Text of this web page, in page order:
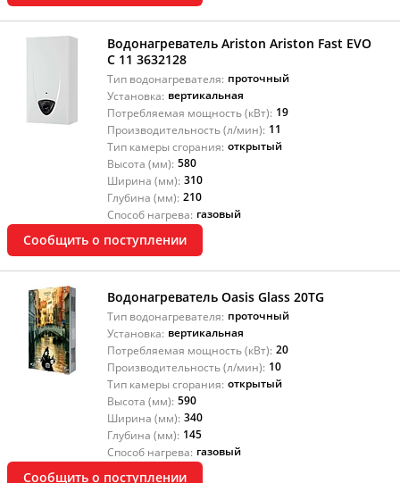
Водонагреватель Ariston Ariston Fast EVO
C 11 3632128
Тип водонагревателя: проточный
Установка: вертикальная
Потребляемая мощность (кВт): 19
Производительность (л/мин): 11
Тип камеры сгорания: открытый
Высота (мм): 580
Ширина (мм): 310
Глубина (мм): 210
Способ нагрева: газовый
Сообщить о поступлении
Водонагреватель Oasis Glass 20TG
Тип водонагревателя: проточный
Установка: вертикальная
Потребляемая мощность (кВт): 20
Производительность (л/мин): 10
Тип камеры сгорания: открытый
Высота (мм): 590
Ширина (мм): 340
Глубина (мм): 145
Способ нагрева: газовый
Сообщить о поступлении